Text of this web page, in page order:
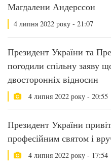
Магдалени Андерссон
4 липня 2022 року - 21:07
Президент України та
погодили спільну заяву
двосторонніх відносин
4 липня 2022 року - 20:55
Президент України
професійним святом і
4 липня 2022 року - 17:54